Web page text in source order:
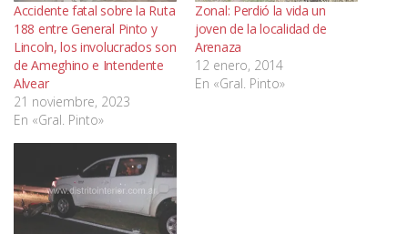
Accidente fatal sobre la Ruta
188 entre General Pinto y
Lincoln, los involucrados son
de Ameghino e Intendente
Alvear
21 noviembre, 2023
En «Gral. Pinto»
Zonal: Perdió la vida un
joven de la localidad de
Arenaza
12 enero, 2014
En «Gral. Pinto»